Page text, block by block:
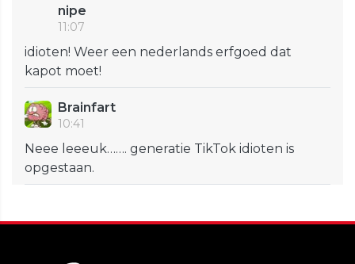
nipe
11:07
idioten! Weer een nederlands erfgoed dat
kapot moet!
Brainfart
10:41
Neee leeeuk……. generatie TikTok idioten is
opgestaan.